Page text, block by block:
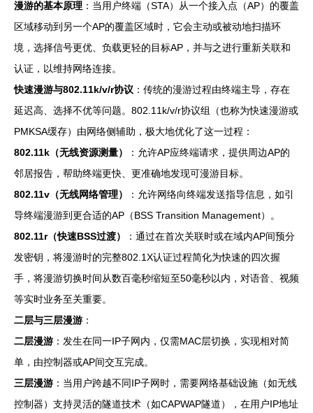
漫游的基本原理 ：当用户终端（STA）从一个接入点（AP）的覆盖
区域移动到另一个AP的覆盖区域时，它会主动或被动地扫描环
境，选择信号更优、负载更轻的目标AP，并与之进行重新关联和
认证，以维持网络连接。
快速漫游与802.11k/v/r协议 ：传统的漫游过程由终端主导，存在
延迟高、选择不优等问题。802.11k/v/r协议组（也称为快速漫游或
PMKSA缓存）由网络侧辅助，极大地优化了这一过程：
802.11k（无线资源测量）
：允许AP应终端请求，提供周边AP的
邻居报告，帮助终端更快、更准确地发现可漫游目标。
802.11v（无线网络管理）
：允许网络向终端发送指导信息，如引
导终端漫游到更合适的AP（BSS Transition Management）。
802.11r（快速BSS过渡）
：通过在首次关联时或在域内AP间预分
发密钥，将漫游时的完整802.1X认证过程简化为快速的四次握
手，将漫游切换时间从数百毫秒缩短至50毫秒以内，对语音、视频
等实时业务至关重要。
二层与三层漫游 ：
二层漫游 ：发生在同一IP子网内，仅需MAC层切换，实现相对简
单，由控制器或AP间交互完成。
三层漫游 ：当用户跨越不同IP子网时，需要网络基础设施（如无线
控制器）支持灵活的隧道技术（如CAPWAP隧道），在用户IP地址